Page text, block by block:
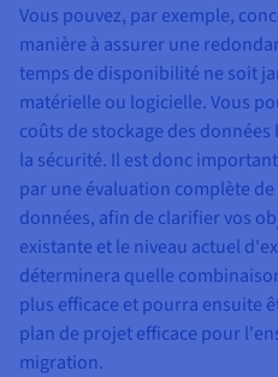
Vous pouvez, par exemple,
manière à assurer une
temps de disponibilité ne soit
matérielle ou logicielle. Vous
coûts de stockage des
la sécurité. Il est donc
par une évaluation complète
données, afin de clarifier vos
existante et le niveau actuel
déterminera quelle
plus efficace et pourra ensuite
plan de projet efficace pour
migration.